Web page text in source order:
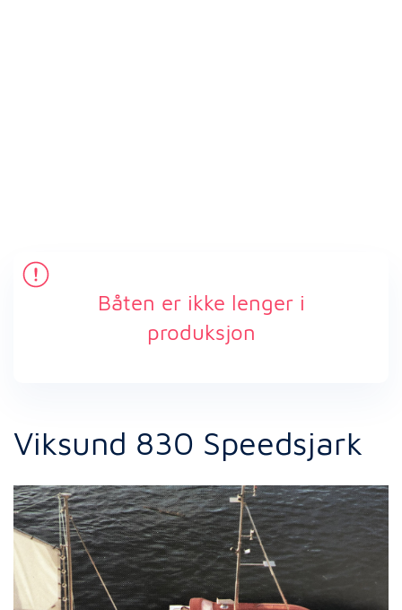
Båten er ikke lenger i
produksjon
Viksund 830 Speedsjark